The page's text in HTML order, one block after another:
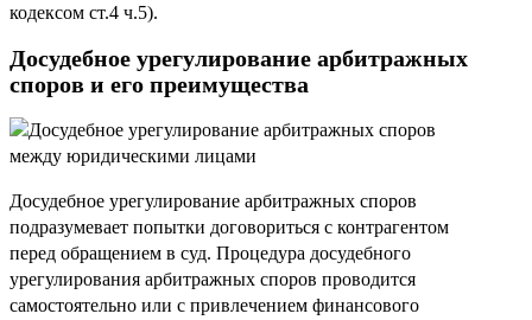
кодексом ст.4 ч.5).
Досудебное урегулирование арбитражных
споров и его преимущества
Досудебное урегулирование арбитражных споров
подразумевает попытки договориться с контрагентом
перед обращением в суд. Процедура досудебного
урегулирования арбитражных споров проводится
самостоятельно или с привлечением финансового